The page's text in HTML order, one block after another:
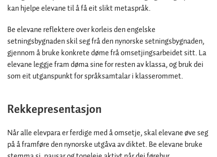
kan hjelpe elevane til å få eit slikt metaspråk.
Be elevane reflektere over korleis den engelske
setningsbygnaden skil seg frå den nynorske setningsbygnaden,
gjennom å bruke konkrete døme frå omsetjingsarbeidet sitt. La
elevane leggje fram døma sine for resten av klassa, og bruk dei
som eit utganspunkt for språksamtalar i klasserommet.
Rekkepresentasjon
Når alle elevpara er ferdige med å omsetje, skal elevane øve seg
på å framføre den nynorske utgåva av diktet. Be elevane bruke